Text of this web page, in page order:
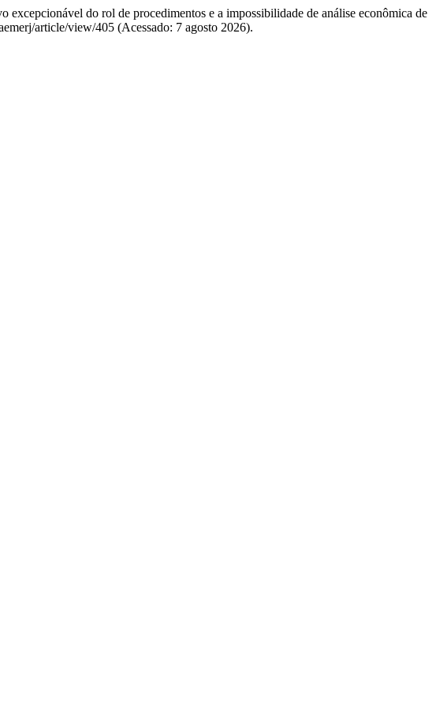
excepcionável do rol de procedimentos e a impossibilidade de análise econômica de
article/view/405 (Acessado: 7 agosto 2026).